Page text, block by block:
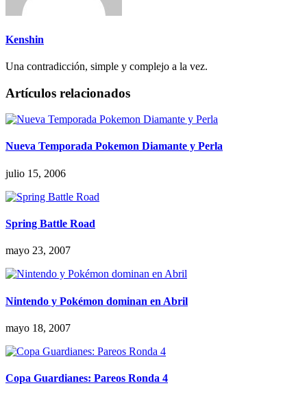
Kenshin
Una contradicción, simple y complejo a la vez.
Artículos relacionados
Nueva Temporada Pokemon Diamante y Perla
julio 15, 2006
Spring Battle Road
mayo 23, 2007
Nintendo y Pokémon dominan en Abril
mayo 18, 2007
Copa Guardianes: Pareos Ronda 4